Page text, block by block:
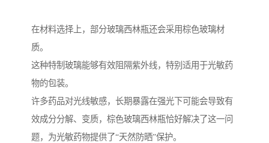
在材料选择上，部分玻璃西林瓶还会采用棕色玻璃材
质。
这种特制玻璃能够有效阻隔紫外线，特别适用于光敏药
物的包装。
许多药品对光线敏感，长期暴露在强光下可能会导致有
效成分分解、变质，棕色玻璃西林瓶恰好解决了这一问
题，为光敏药物提供了“天然防晒”保护。